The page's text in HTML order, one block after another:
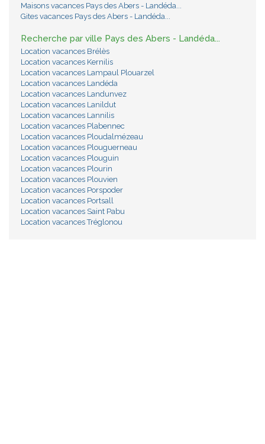
Maisons vacances Pays des Abers - Landéda...
Gites vacances Pays des Abers - Landéda...
Recherche par ville Pays des Abers - Landéda...
Location vacances Brélès
Location vacances Kernilis
Location vacances Lampaul Plouarzel
Location vacances Landéda
Location vacances Landunvez
Location vacances Lanildut
Location vacances Lannilis
Location vacances Plabennec
Location vacances Ploudalmézeau
Location vacances Plouguerneau
Location vacances Plouguin
Location vacances Plourin
Location vacances Plouvien
Location vacances Porspoder
Location vacances Portsall
Location vacances Saint Pabu
Location vacances Tréglonou